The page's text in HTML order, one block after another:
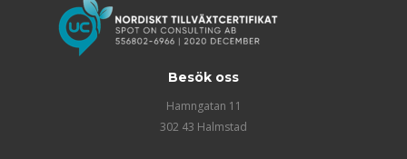
Besök oss
Hamngatan 11
302 43 Halmstad